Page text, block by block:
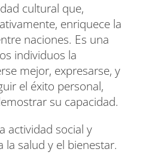
cultural que,
enriquece la
naciones. Es una
individuos la
mejor, expresarse, y
el éxito personal,
su capacidad.
actividad social y
salud y el bienestar.